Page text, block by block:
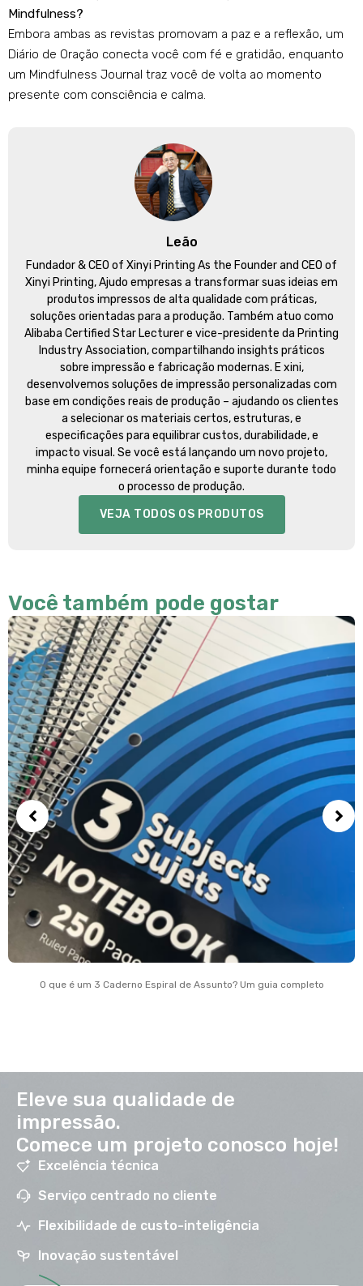
Mindfulness?
Embora ambas as revistas promovam a paz e a reflexão, um
Diário de Oração conecta você com fé e gratidão, enquanto
um Mindfulness Journal traz você de volta ao momento
presente com consciência e calma.
Leão
Fundador &CEO of Xinyi Printing As the Founder and CEO of
Xinyi Printing, Ajudo empresas a transformar suas ideias em
produtos impressos de alta qualidade com práticas,
soluções orientadas para a produção. Também atuo como
Alibaba Certified Star Lecturer e vice-presidente da Printing
Industry Association, compartilhando insights práticos
sobre impressão e fabricação modernas. E xini,
desenvolvemos soluções de impressão personalizadas com
base em condições reais de produção – ajudando os clientes
a selecionar os materiais certos, estruturas, e
especificações para equilibrar custos, durabilidade, e
impacto visual. Se você está lançando um novo projeto,
minha equipe fornecerá orientação e suporte durante todo
o processo de produção.
VEJA TODOS OS PRODUTOS
Você também pode gostar
O que é um 3 Caderno Espiral de Assunto? Um guia completo
Eleve sua qualidade de
impressão.
Comece um projeto conosco hoje!
Excelência técnica
Serviço centrado no cliente
Flexibilidade de custo-inteligência
Inovação sustentável